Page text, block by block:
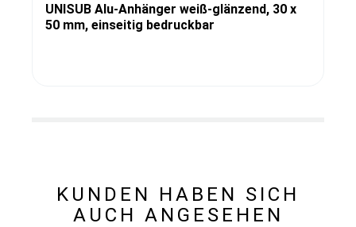
UNISUB Alu-Anhänger weiß-glänzend, 30 x
50 mm, einseitig bedruckbar
KUNDEN HABEN SICH
AUCH ANGESEHEN